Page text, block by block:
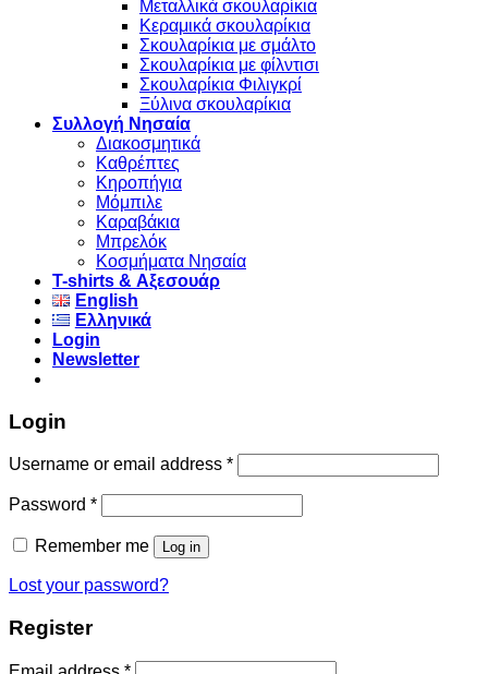
Μεταλλικά σκουλαρίκια
Κεραμικά σκουλαρίκια
Σκουλαρίκια με σμάλτο
Σκουλαρίκια με φίλντισι
Σκουλαρίκια Φιλιγκρί
Ξύλινα σκουλαρίκια
Συλλογή Νησαία
Διακοσμητικά
Καθρέπτες
Κηροπήγια
Μόμπιλε
Καραβάκια
Μπρελόκ
Κοσμήματα Νησαία
Τ-shirts & Αξεσουάρ
English
Ελληνικά
Login
Newsletter
Login
Username or email address *
Password *
Remember me Log in
Lost your password?
Register